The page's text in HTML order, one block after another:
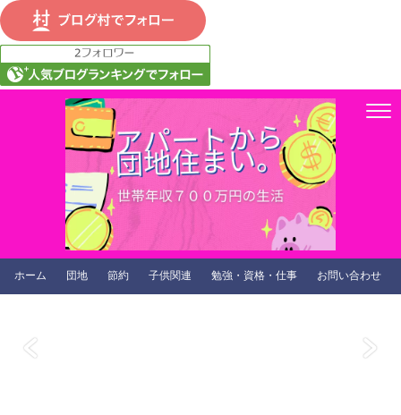
ホーム 団地 節約 子供関連 勉強・資格・仕事 お問い合わせ